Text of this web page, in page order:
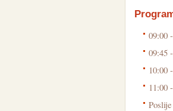
09:00
09:45
10:00
11:00